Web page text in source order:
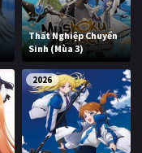
Thất Nghiệp Chuyển
Sinh (Mùa 3)
2026